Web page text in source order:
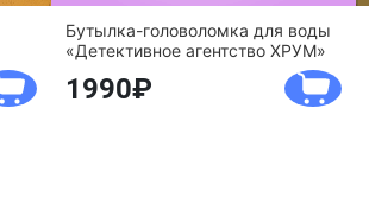
Бутылка-головоломка для воды
«Детективное агентство ХРУМ»
1990